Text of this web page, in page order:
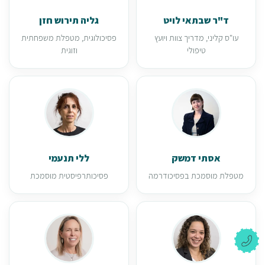
ד"ר שבתאי לויט
עו"ס קליני, מדריך צוות ויועץ
טיפולי
גליה תירוש חזן
פסיכולוגית, מטפלת משפחתית
וזוגית
אסתי דמשק
מטפלת מוסמכת בפסיכודרמה
ללי תנעמי
פסיכותרפיסטית מוסמכת